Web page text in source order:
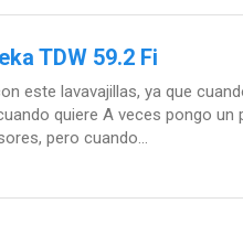
TDW 59.2 Fi
este lavavajillas, ya que
quiere A veces pongo un
pero cuando...